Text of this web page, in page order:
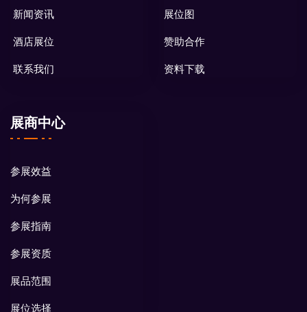
新闻资讯
酒店展位
联系我们
展位图
赞助合作
资料下载
展商中心
参展效益
为何参展
参展指南
参展资质
展品范围
展位选择